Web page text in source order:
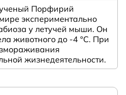
Порфирий
экспериментально
у летучей мыши. Он
животного до -4 °C. При
жизнедеятельности.